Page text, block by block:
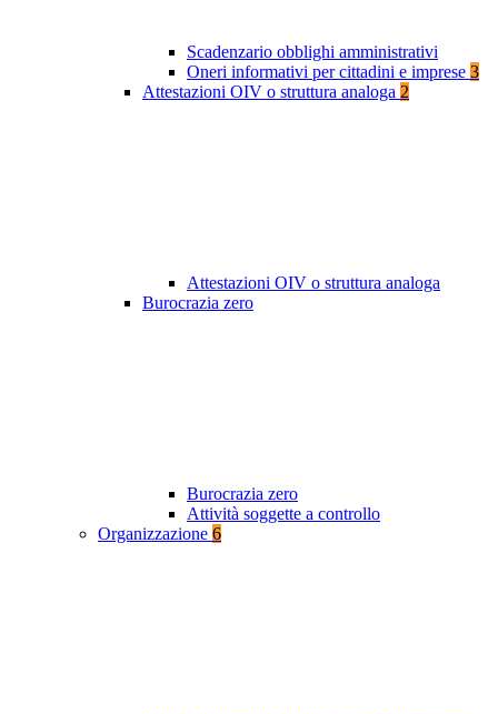
Scadenzario obblighi amministrativi
Oneri informativi per cittadini e imprese 3
Attestazioni OIV o struttura analoga 2
Attestazioni OIV o struttura analoga
Burocrazia zero
Burocrazia zero
Attività soggette a controllo
Organizzazione 6